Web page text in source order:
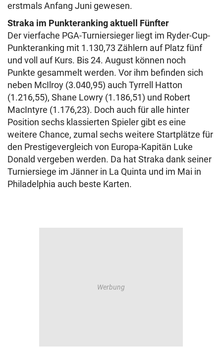
erstmals Anfang Juni gewesen.
Straka im Punkteranking aktuell Fünfter
Der vierfache PGA-Turniersieger liegt im Ryder-Cup-
Punkteranking mit 1.130,73 Zählern auf Platz fünf
und voll auf Kurs. Bis 24. August können noch
Punkte gesammelt werden. Vor ihm befinden sich
neben McIlroy (3.040,95) auch Tyrrell Hatton
(1.216,55), Shane Lowry (1.186,51) und Robert
MacIntyre (1.176,23). Doch auch für alle hinter
Position sechs klassierten Spieler gibt es eine
weitere Chance, zumal sechs weitere Startplätze für
den Prestigevergleich von Europa-Kapitän Luke
Donald vergeben werden. Da hat Straka dank seiner
Turniersiege im Jänner in La Quinta und im Mai in
Philadelphia auch beste Karten.